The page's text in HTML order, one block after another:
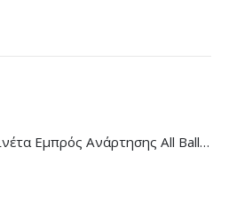
Κιτ Κουζινέτα Εμπρός Ανάρτησης All Balls Honda CBR-1100XX Blackbird